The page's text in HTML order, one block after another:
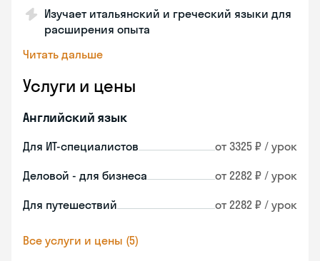
Изучает итальянский и греческий языки для
расширения опыта
Читать дальше
Услуги и цены
Английский язык
Для ИТ-специалистов от 3325 ₽ / урок
Деловой - для бизнеса от 2282 ₽ / урок
Для путешествий от 2282 ₽ / урок
Все услуги и цены (5)